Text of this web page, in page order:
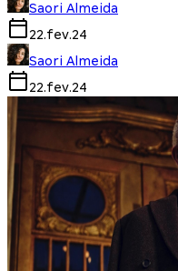
Saori Almeida
22.fev.24
Saori Almeida
22.fev.24